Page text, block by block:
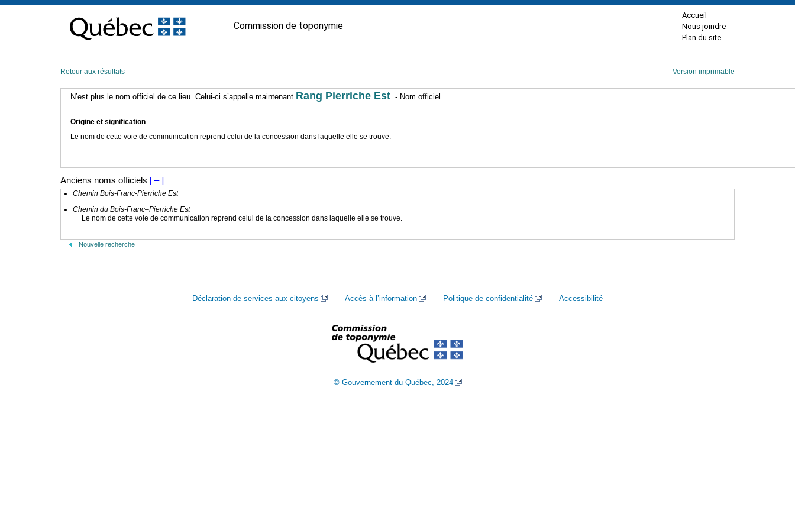
contenu
Commission de toponymie
Accueil
Nous joindre
Plan du site
Retour aux résultats Version imprimable
N’est plus le nom officiel de ce lieu. Celui-ci s’appelle maintenant Rang Pierriche Est - Nom officiel
Origine et signification
Le nom de cette voie de communication reprend celui de la concession dans laquelle elle se trouve.
Anciens noms officiels [ – ]
Chemin Bois-Franc-Pierriche Est
Chemin du Bois-Franc–Pierriche Est
Le nom de cette voie de communication reprend celui de la concession dans laquelle elle se trouve.
Nouvelle recherche
Déclaration de services aux citoyens Accès à l’information Politique de confidentialité Accessibilité
© Gouvernement du Québec, 2024